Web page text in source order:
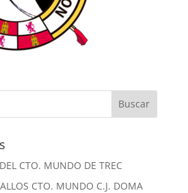
CTO. MUNDO DE TREC
CTO. MUNDO C.J. DOMA